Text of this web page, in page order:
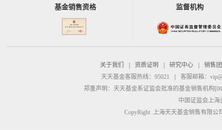
基金销售资格 监督机构
关于我们 资质证明 研究中心
销售
天天基金客服热线：95021
客服邮箱：
郑重声明： 天天基金系证监会批准的基金销售机构
中国证监会上
CopyRight 上海天天基金销售有限